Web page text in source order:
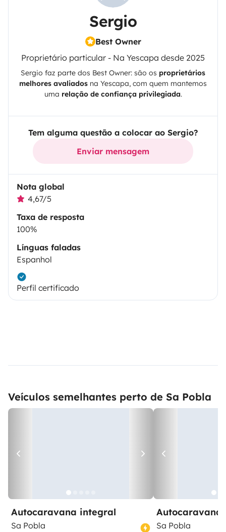
Sergio
Best Owner
Proprietário particular - Na Yescapa desde 2025
Sergio faz parte dos Best Owner: são os proprietários
melhores avaliados na Yescapa, com quem mantemos
uma relação de confiança privilegiada.
Tem alguma questão a colocar ao Sergio?
Enviar mensagem
Nota global
4,67/5
Taxa de resposta
100%
Línguas faladas
Espanhol
Perfil certificado
Veículos semelhantes perto de Sa Pobla
Autocaravana integral
Sa Pobla
Sa Pobla